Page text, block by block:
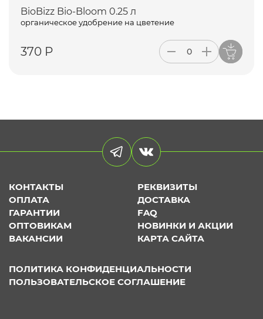
BioBizz Bio-Bloom 0.25 л
органическое удобрение на цветение
370 Р
КОНТАКТЫ
РЕКВИЗИТЫ
ОПЛАТА
ДОСТАВКА
ГАРАНТИИ
FAQ
ОПТОВИКАМ
НОВИНКИ И АКЦИИ
ВАКАНСИИ
КАРТА САЙТА
ПОЛИТИКА КОНФИДЕНЦИАЛЬНОСТИ
ПОЛЬЗОВАТЕЛЬСКОЕ СОГЛАШЕНИЕ